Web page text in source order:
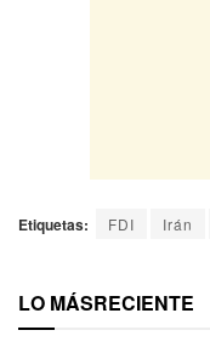
Etiquetas: FDI Irán
LO MÁSRECIENTE